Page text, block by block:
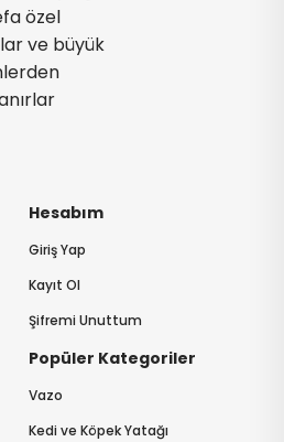
Hesabım
Giriş Yap
Kayıt Ol
Şifremi Unuttum
Popüler Kategoriler
Vazo
Kedi ve Köpek Yatağı
özel
ve büyük